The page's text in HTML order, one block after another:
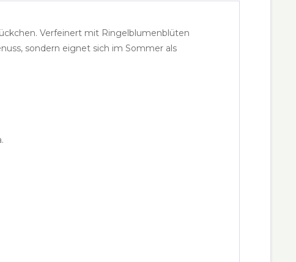
Verfeinert mit Ringelblumenblüten
sondern eignet sich im Sommer als